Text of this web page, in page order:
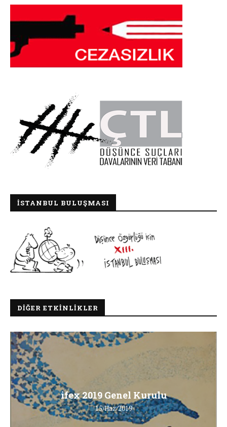
İSTANBUL BULUŞMASI
DIĞER ETKINLIKLER
ifex 2019 Genel Kurulu
15/Haz/2019